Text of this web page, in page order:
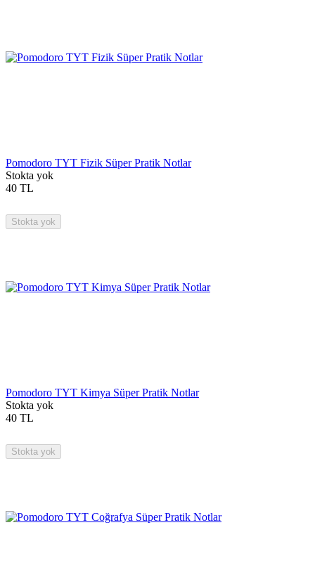
Pomodoro TYT Fizik Süper Pratik Notlar
Stokta yok
40 TL
Stokta yok
Pomodoro TYT Kimya Süper Pratik Notlar
Stokta yok
40 TL
Stokta yok